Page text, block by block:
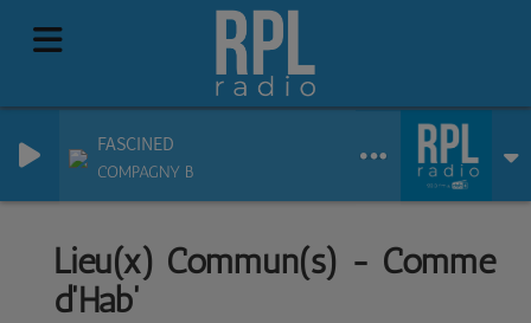
FASCINED
COMPAGNY B
Lieu(x) Commun(s) - Comme
d'Hab'